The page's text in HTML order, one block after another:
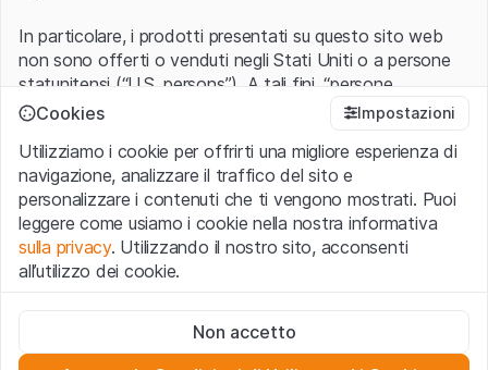
In particolare, i prodotti presentati su questo sito web
non sono offerti o venduti negli Stati Uniti o a persone
statunitensi (“U.S. persons”). A tali fini, “persone
statunitensi” vanno intese nel significato ad esse ascritto
1933 che include le persone residenti negli Stati Uniti
d’America, le società per azioni e le altre forme societarie
americane.
Condizioni di utilizzo e informazioni legali
Con l’accesso al sito web (di seguito, il “Sito”) si dichiara
avvertenze importanti e le condizioni di utilizzo ivi rese
Cookies Impostazioni
Utilizziamo i cookie per offrirti una migliore esperienza di
navigazione, analizzare il traffico del sito e
personalizzare i contenuti che ti vengono mostrati. Puoi
leggere come usiamo i cookie nella nostra informativa
sulla privacy. Utilizzando il nostro sito, acconsenti
all’utilizzo dei cookie.
Questi cookie sono necessari per il funzionamento del sito
web e non possono essere disattivati.
Non accetto